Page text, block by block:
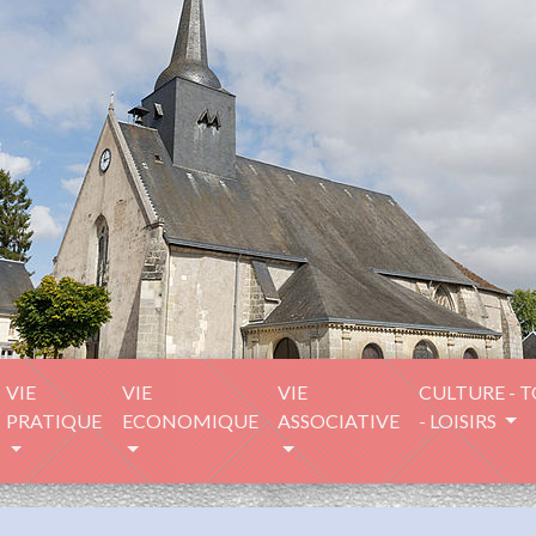
VIE
PRATIQUE
VIE
ECONOMIQUE
VIE
ASSOCIATIVE
CULTURE -
- LOISIRS